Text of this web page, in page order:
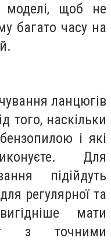
моделі, щоб не
багато часу на
ланцюгів
того, наскільки
і які
Для
підійдуть
регулярної та
мати
з точними